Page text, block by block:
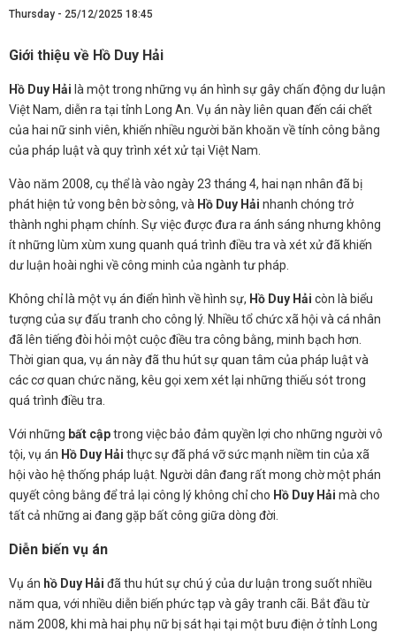
Thursday - 25/12/2025 18:45
Giới thiệu về Hồ Duy Hải
Hồ Duy Hải là một trong những vụ án hình sự gây chấn động dư luận
Việt Nam, diễn ra tại tỉnh Long An. Vụ án này liên quan đến cái chết
của hai nữ sinh viên, khiến nhiều người băn khoăn về tính công bằng
của pháp luật và quy trình xét xử tại Việt Nam.
Vào năm 2008, cụ thể là vào ngày 23 tháng 4, hai nạn nhân đã bị
phát hiện tử vong bên bờ sông, và Hồ Duy Hải nhanh chóng trở
thành nghi phạm chính. Sự việc được đưa ra ánh sáng nhưng không
ít những lùm xùm xung quanh quá trình điều tra và xét xử đã khiến
dư luận hoài nghi về công minh của ngành tư pháp.
Không chỉ là một vụ án điển hình về hình sự, Hồ Duy Hải còn là biểu
tượng của sự đấu tranh cho công lý. Nhiều tổ chức xã hội và cá nhân
đã lên tiếng đòi hỏi một cuộc điều tra công bằng, minh bạch hơn.
Thời gian qua, vụ án này đã thu hút sự quan tâm của pháp luật và
các cơ quan chức năng, kêu gọi xem xét lại những thiếu sót trong
quá trình điều tra.
Với những bất cậptrong việc bảo đảm quyền lợi cho những người vô
tội, vụ án Hồ Duy Hải thực sự đã phá vỡ sức mạnh niềm tin của xã
hội vào hệ thống pháp luật. Người dân đang rất mong chờ một phán
quyết công bằng để trả lại công lý không chỉ cho Hồ Duy Hải mà cho
tất cả những ai đang gặp bất công giữa dòng đời.
Diễn biến vụ án
Vụ án hồ Duy Hải đã thu hút sự chú ý của dư luận trong suốt nhiều
năm qua, với nhiều diễn biến phức tạp và gây tranh cãi. Bắt đầu từ
năm 2008, khi mà hai phụ nữ bị sát hại tại một bưu điện ở tỉnh Long